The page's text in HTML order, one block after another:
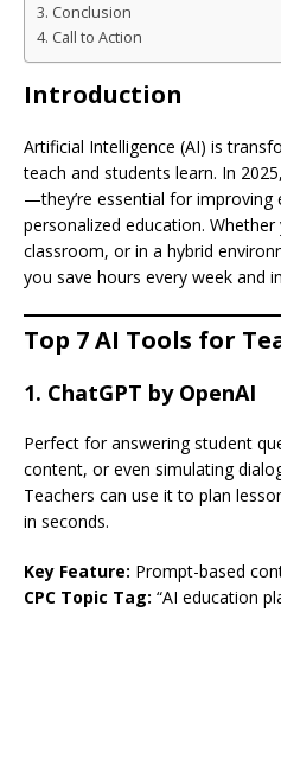
Conclusion
Call to Action
Introduction
Artificial Intelligence (AI) is
teach and students learn. In
—they’re essential for improving
personalized education. Whether
classroom, or in a hybrid
you save hours every week and
Top 7 AI Tools for
1. ChatGPT by OpenAI
Perfect for answering student
content, or even simulating
Teachers can use it to plan
in seconds.
Key Feature: Prompt-based
CPC Topic Tag: “AI education